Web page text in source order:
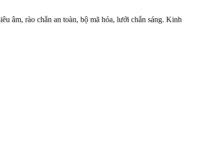
âm, rào chắn an toàn, bộ mã hóa, lưới chắn sáng. Kinh